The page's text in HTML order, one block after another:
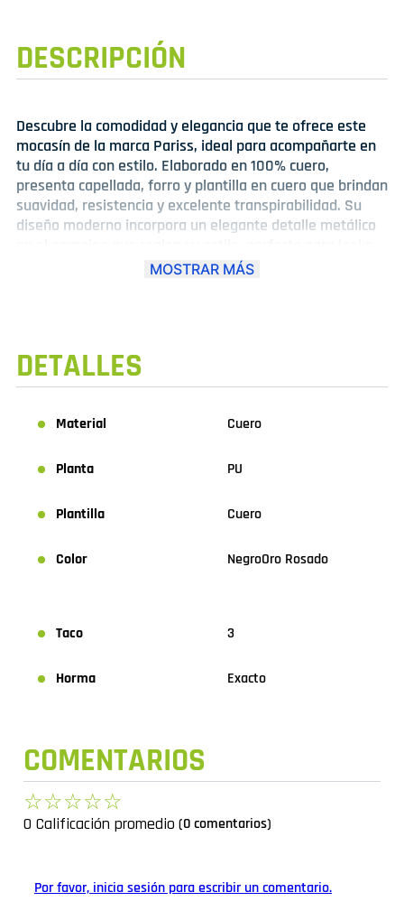
DESCRIPCIÓN
Descubre la comodidad y elegancia que te ofrece este
mocasín de la marca Pariss, ideal para acompañarte en
tu día a día con estilo. Elaborado en 100% cuero,
presenta capellada, forro y plantilla en cuero que brindan
suavidad, resistencia y excelente transpirabilidad. Su
diseño moderno incorpora un elegante detalle metálico
casuales o semi formales. La planta de EVA es ultra
la higiene del pie. Su horma exacta asegura un calce
preciso. Disponible en colores dorado, negro y caoba, es
salidas.
MOSTRAR MÁS
DETALLES
Material Cuero
Planta PU
Plantilla Cuero
Color NegroOro Rosado
Taco 3
Horma Exacto
COMENTARIOS
☆☆☆☆☆
0 Calificación promedio (0 comentarios)
Por favor, inicia sesión para escribir un comentario.